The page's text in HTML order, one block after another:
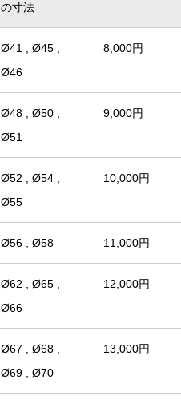
の寸法
Ø41 , Ø45 ,
Ø46
8,000円
Ø48 , Ø50 ,
Ø51
9,000円
Ø52 , Ø54 ,
Ø55
10,000円
Ø56 , Ø58 11,000円
Ø62 , Ø65 ,
Ø66
12,000円
Ø67 , Ø68 ,
Ø69 , Ø70
13,000円